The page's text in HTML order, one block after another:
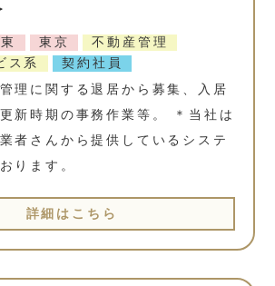
東京
不動産管理
ス系
契約社員
理に関する退居から募集、入居
新時期の事務作業等。 ＊当社は
者さんから提供しているシステ
ります。
詳細はこちら